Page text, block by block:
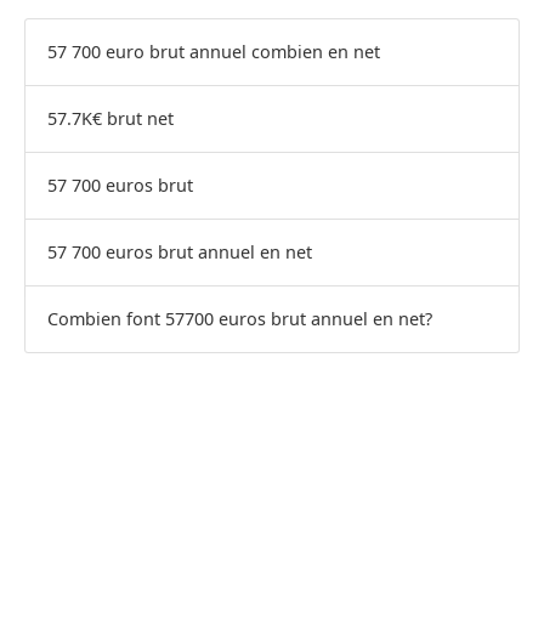
57 700 euro brut annuel combien en net
57.7K€ brut net
57 700 euros brut
57 700 euros brut annuel en net
Combien font 57700 euros brut annuel en net?